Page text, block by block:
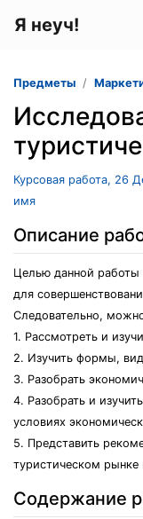
Я неуч!
Предметы
Курсовая работа, 26
имя
Описание
Целью данной работы
для
Следовательно,
1. Рассмотреть и
2. Изучить формы,
3. Разобрать
4. Разобрать и
условиях
5. Представить
туристическом
Содержание